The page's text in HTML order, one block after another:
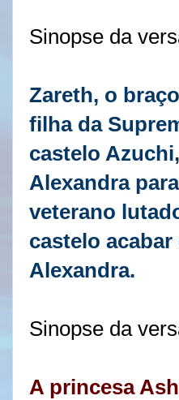
Sinopse da
Zareth, o
filha da
castelo
Alexandra
veterano
castelo
Alexandra.
Sinopse da
A princesa